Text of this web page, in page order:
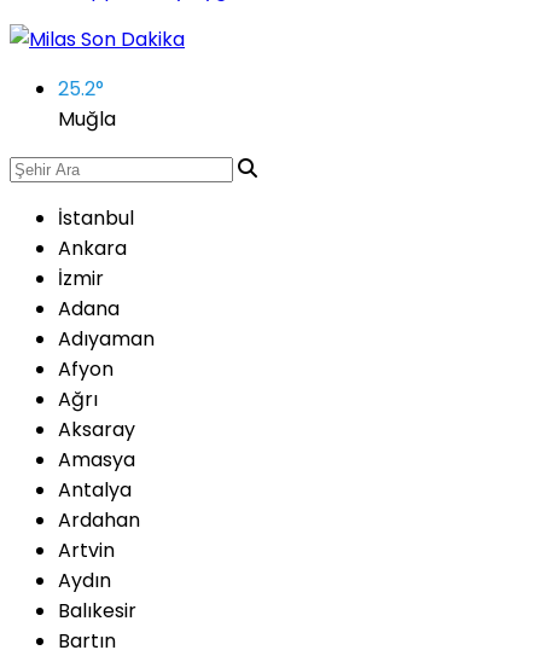
25.2°
Muğla
İstanbul
Ankara
İzmir
Adana
Adıyaman
Afyon
Ağrı
Aksaray
Amasya
Antalya
Ardahan
Artvin
Aydın
Balıkesir
Bartın